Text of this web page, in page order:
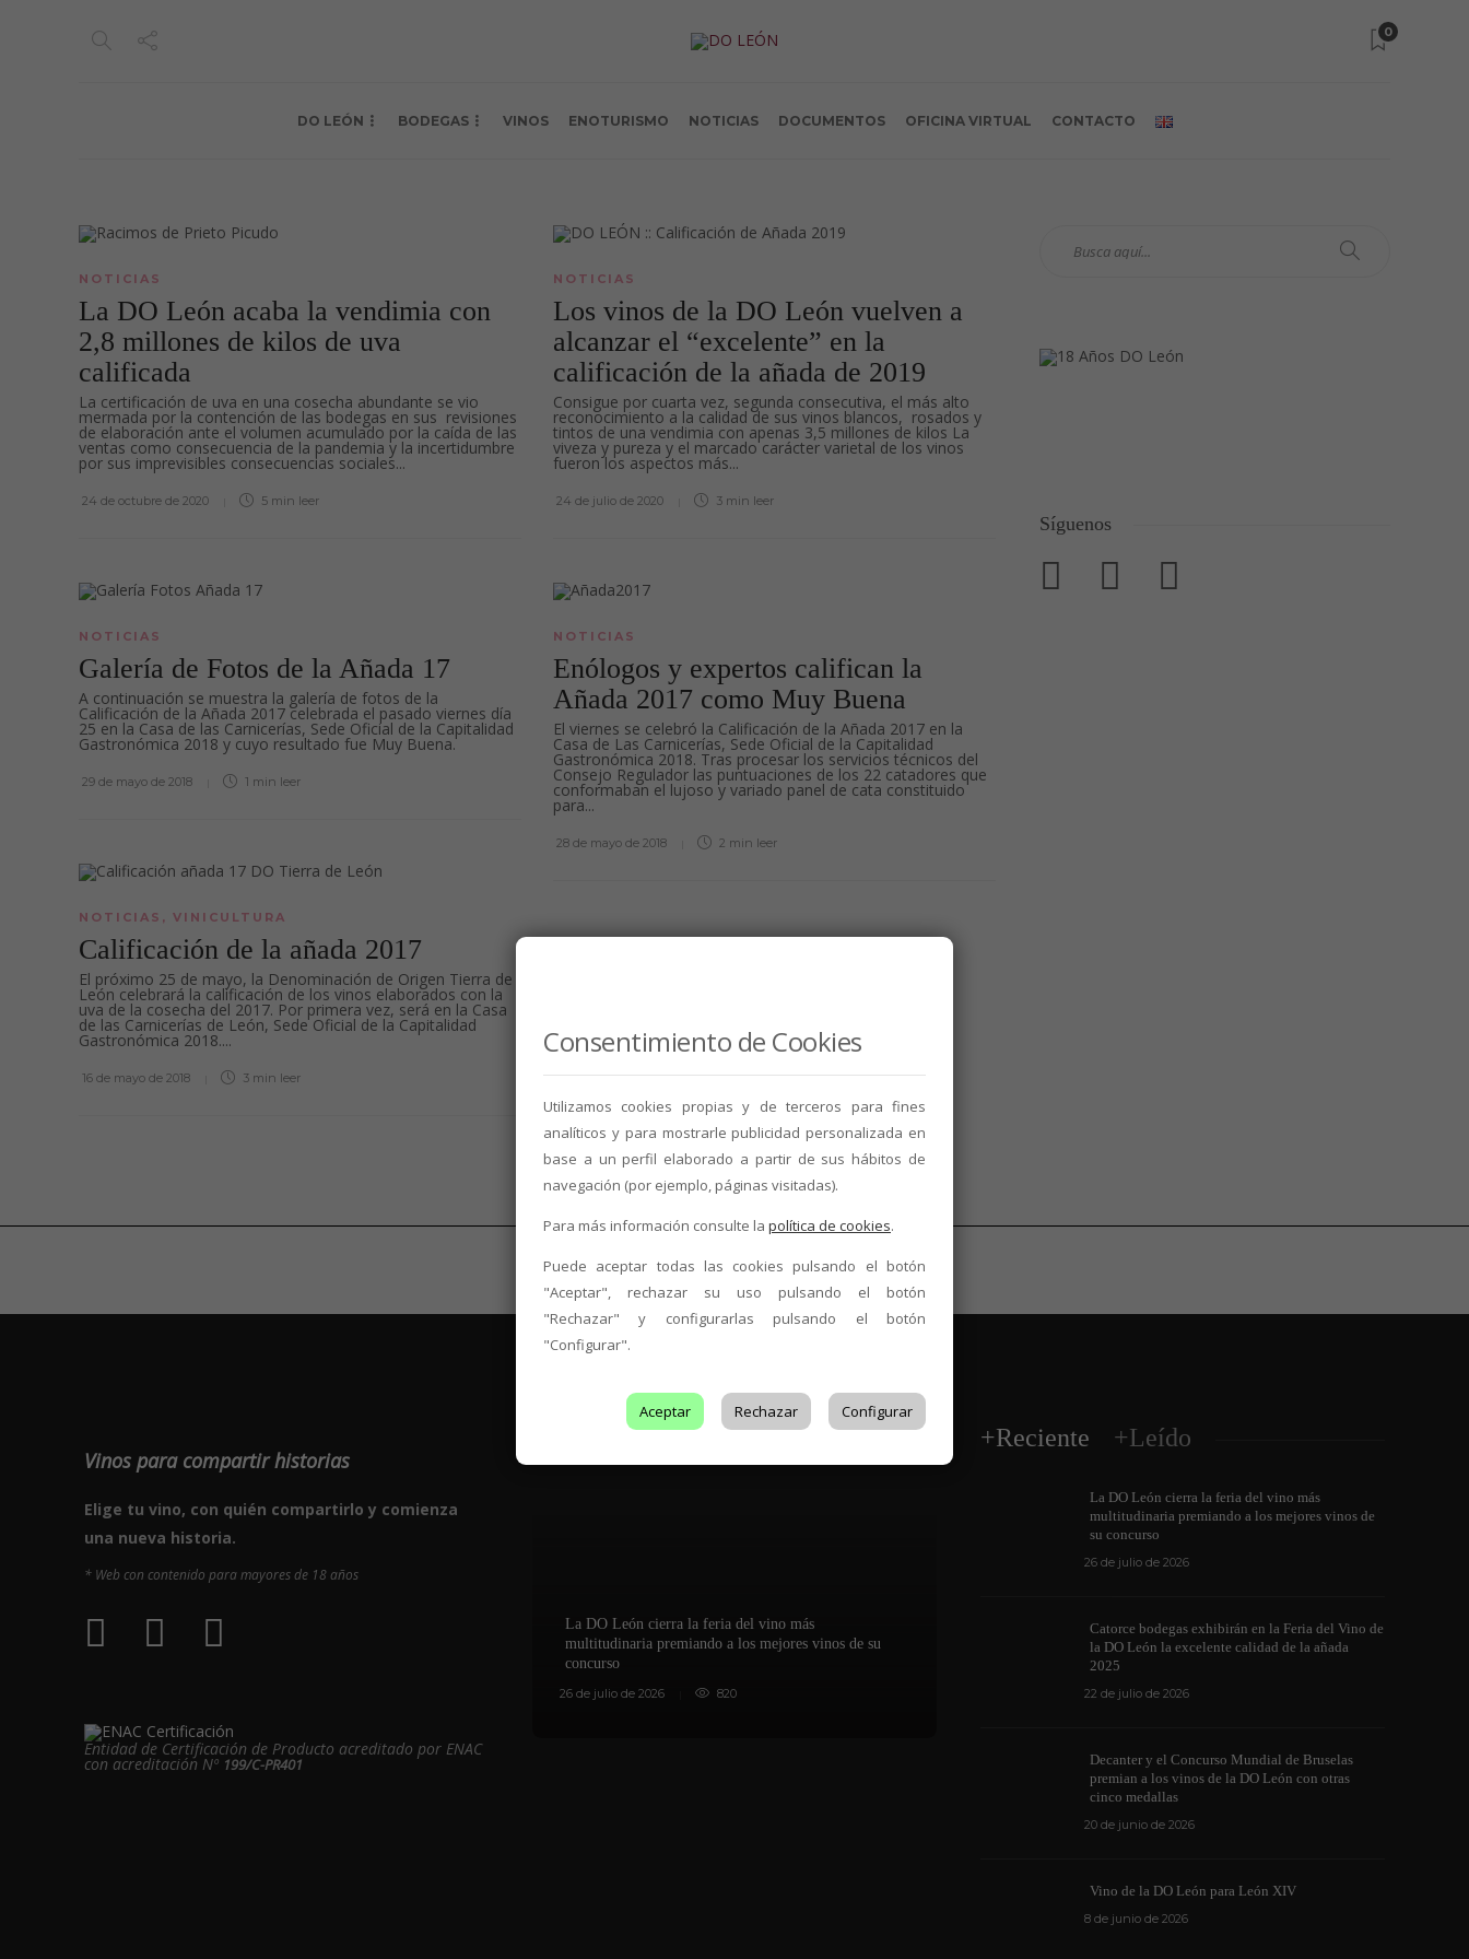
0
DO LEÓN BODEGAS VINOS ENOTURISMO NOTICIAS DOCUMENTOS OFICINA VIRTUAL CONTACTO
NOTICIAS
La DO León acaba la vendimia con
2,8 millones de kilos de uva
calificada
La certificación de uva en una cosecha abundante se vio
mermada por la contención de las bodegas en sus revisiones
de elaboración ante el volumen acumulado por la caída de las
ventas como consecuencia de la pandemia y la incertidumbre
por sus imprevisibles consecuencias sociales...
24 de octubre de 2020 5 min leer
NOTICIAS
Los vinos de la DO León vuelven a
alcanzar el “excelente” en la
calificación de la añada de 2019
Consigue por cuarta vez, segunda consecutiva, el más alto
reconocimiento a la calidad de sus vinos blancos, rosados y
tintos de una vendimia con apenas 3,5 millones de kilos La
viveza y pureza y el marcado carácter varietal de los vinos
fueron los aspectos más...
24 de julio de 2020 3 min leer
NOTICIAS
Galería de Fotos de la Añada 17
A continuación se muestra la galería de fotos de la
Calificación de la Añada 2017 celebrada el pasado viernes día
25 en la Casa de las Carnicerías, Sede Oficial de la Capitalidad
Gastronómica 2018 y cuyo resultado fue Muy Buena.
29 de mayo de 2018 1 min leer
NOTICIAS
Enólogos y expertos califican la
Añada 2017 como Muy Buena
El viernes se celebró la Calificación de la Añada 2017 en la
Casa de Las Carnicerías, Sede Oficial de la Capitalidad
Gastronómica 2018. Tras procesar los servicios técnicos del
Consejo Regulador las puntuaciones de los 22 catadores que
conformaban el lujoso y variado panel de cata constituido
para...
28 de mayo de 2018 2 min leer
NOTICIAS , VINICULTURA
Calificación de la añada 2017
El próximo 25 de mayo, la Denominación de Origen Tierra de
León celebrará la calificación de los vinos elaborados con la
uva de la cosecha del 2017. Por primera vez, será en la Casa
de las Carnicerías de León, Sede Oficial de la Capitalidad
Gastronómica 2018....
16 de mayo de 2018 3 min leer
Síguenos
Vinos para compartir historias
Elige tu vino, con quién compartirlo y comienza
una nueva historia.
* Web con contenido para mayores de 18 años
Entidad de Certificación de Producto acreditado por ENAC
con acreditación Nº 199/C-PR401
Es Tendencia
La DO León cierra la feria del vino más
multitudinaria premiando a los mejores vinos de su
concurso
26 de julio de 2026 820
Vino de la DO León para León XIV
1169
Los vinos de
+Reciente +Leído
La DO León cierra la feria del vino más
multitudinaria premiando a los mejores vinos de
su concurso
26 de julio de 2026
Catorce bodegas exhibirán en la Feria del Vino de
la DO León la excelente calidad de la añada
2025
22 de julio de 2026
Decanter y el Concurso Mundial de Bruselas
premian a los vinos de la DO León con otras
cinco medallas
20 de junio de 2026
Vino de la DO León para León XIV
8 de junio de 2026
Consentimiento de Cookies
Utilizamos cookies propias y de terceros para fines
analíticos y para mostrarle publicidad personalizada en
base a un perfil elaborado a partir de sus hábitos de
navegación (por ejemplo, páginas visitadas).
Para más información consulte la política de cookies.
Puede aceptar todas las cookies pulsando el botón
"Aceptar", rechazar su uso pulsando el botón
"Rechazar" y configurarlas pulsando el botón
"Configurar".
Aceptar Rechazar Configurar